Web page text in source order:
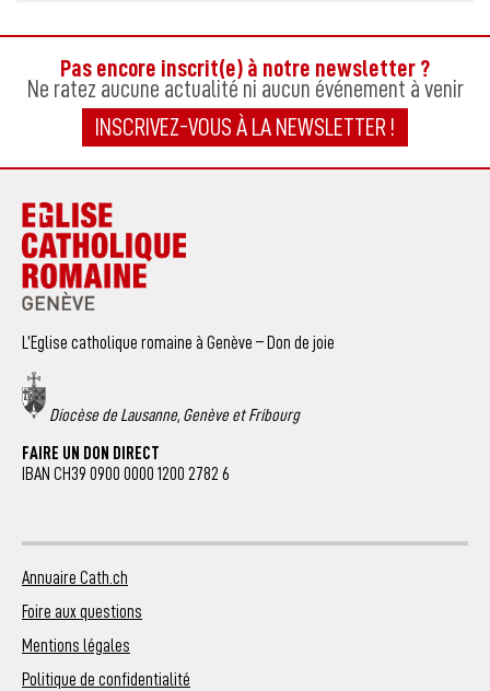
Pas encore inscrit(e) à notre newsletter ?
Ne ratez aucune actualité ni aucun événement à venir
INSCRIVEZ-VOUS À LA NEWSLETTER !
L’Eglise catholique romaine à Genève – Don de joie
Diocèse de Lausanne, Genève et Fribourg
FAIRE UN DON DIRECT
IBAN CH39 0900 0000 1200 2782 6
Annuaire Cath.ch
Foire aux questions
Mentions légales
Politique de confidentialité